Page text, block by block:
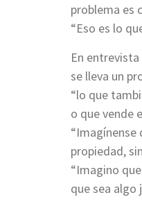
problema es
“Eso es lo
En
se lleva un
“lo que
o que vende
“Imagínense
propiedad,
“Imagino
que sea algo